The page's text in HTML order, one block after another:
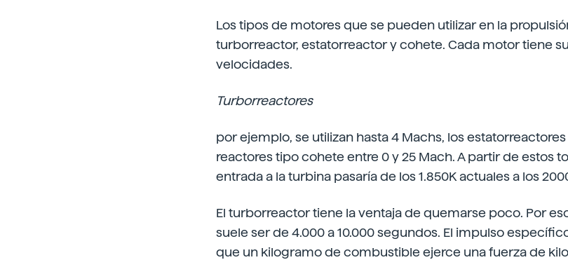
Los tipos de motores que se pueden utilizar en la
turborreactor, estatorreactor y cohete. Cada motor tiene
velocidades.
Turborreactores
por ejemplo, se utilizan hasta 4 Machs, los estatorreactores
reactores tipo cohete entre 0 y 25 Mach. A partir de estos
entrada a la turbina pasaría de los 1.850K actuales a los
El turborreactor tiene la ventaja de quemarse poco. Por
suele ser de 4.000 a 10.000 segundos. El impulso
que un kilogramo de combustible ejerce una fuerza de